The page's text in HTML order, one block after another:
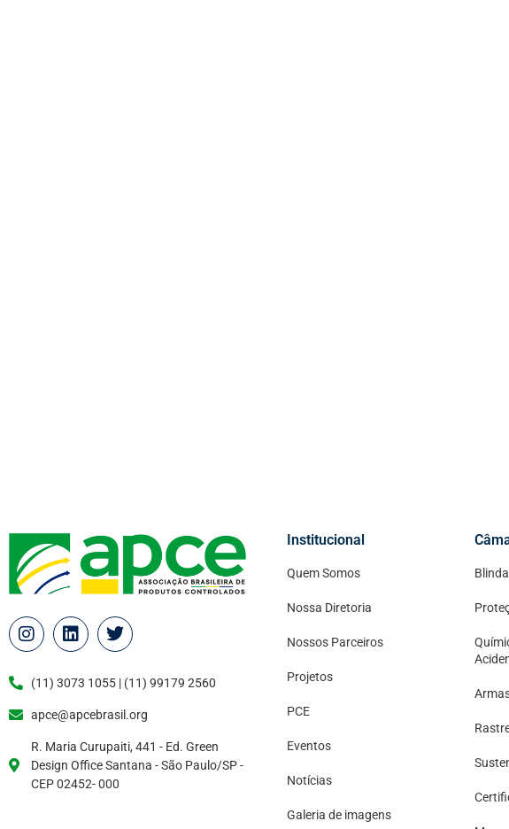
(11) 3073 1055 | (11) 99179 2560
apce@apcebrasil.org
R. Maria Curupaiti, 441 - Ed. Green
Design Office Santana - São Paulo/SP -
CEP 02452- 000
Institucional
Quem Somos
Nossa Diretoria
Nossos Parceiros
Projetos
PCE
Eventos
Notícias
Galeria de imagens